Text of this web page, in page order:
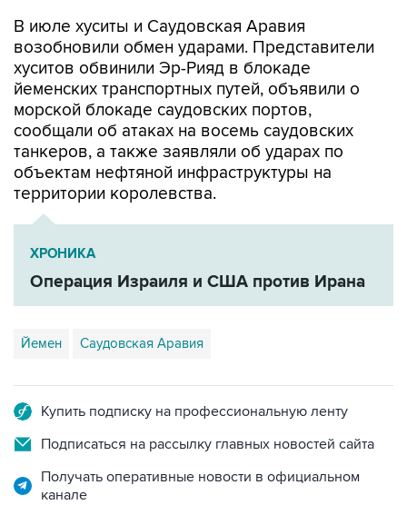
В июле хуситы и Саудовская Аравия
возобновили обмен ударами. Представители
хуситов обвинили Эр-Рияд в блокаде
йеменских транспортных путей, объявили о
морской блокаде саудовских портов,
сообщали об атаках на восемь саудовских
танкеров, а также заявляли об ударах по
объектам нефтяной инфраструктуры на
территории королевства.
ХРОНИКА
Операция Израиля и США против Ирана
Йемен Саудовская Аравия
Купить подписку на профессиональную ленту
Подписаться на рассылку главных новостей сайта
Получать оперативные новости в официальном
канале